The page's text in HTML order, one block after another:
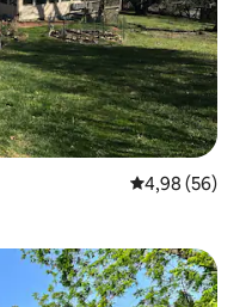
Évaluation
4,98 (56)